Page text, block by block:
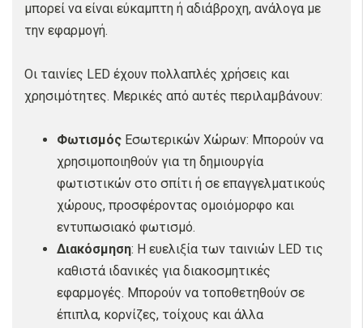
μπορεί να είναι εύκαμπτη ή αδιάβροχη, ανάλογα με
την εφαρμογή.
Οι ταινίες LED έχουν πολλαπλές χρήσεις και
χρησιμότητες. Μερικές από αυτές περιλαμβάνουν:
Φωτισμός Εσωτερικών Χώρων: Μπορούν να
χρησιμοποιηθούν για τη δημιουργία
φωτιστικών στο σπίτι ή σε επαγγελματικούς
χώρους, προσφέροντας ομοιόμορφο και
εντυπωσιακό φωτισμό.
Διακόσμηση: Η ευελιξία των ταινιών LED τις
καθιστά ιδανικές για διακοσμητικές
εφαρμογές. Μπορούν να τοποθετηθούν σε
έπιπλα, κορνίζες, τοίχους και άλλα